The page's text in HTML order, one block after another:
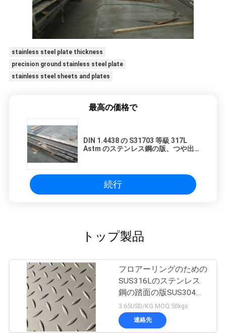
stainless steel plate thickness
precision ground stainless steel plate
stainless steel sheets and plates
最高の価格で
DIN 1.4438 の S31703 等級 317L
Astm のステンレス鋼の版、つや出
続行
トップ製品
フロアーリングのための
SUS316Lのステンレス
鋼の踏面の版SUS304
SUS316L
3.65USD/KG MOQ:50kgs
連絡先